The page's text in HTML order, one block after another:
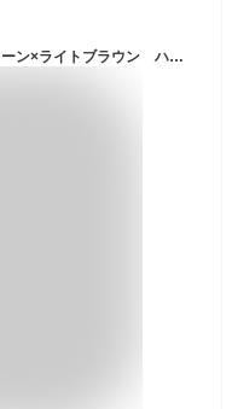
鉢 ジャックオーランタンダブルS グリーン×ライトブラウン ハロウィン 植木鉢 観葉植物 関東当日便